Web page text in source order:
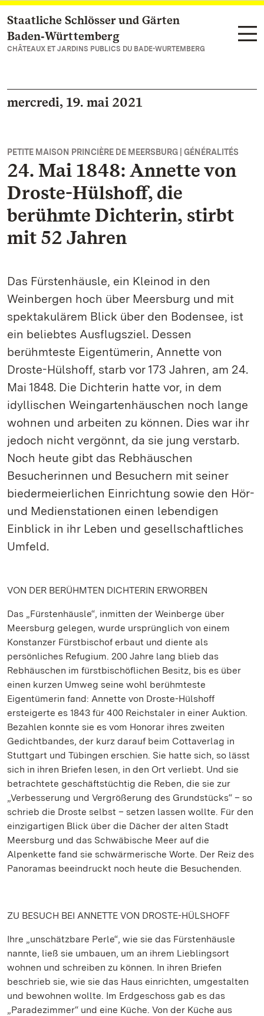
Vers la page d’accueil
Staatliche Schlösser und Gärten
Baden‑Württemberg
CHÂTEAUX ET JARDINS PUBLICS DU BADE-WURTEMBERG
mercredi, 19. mai 2021
PETITE MAISON PRINCIÈRE DE MEERSBURG | GÉNÉRALITÉS
24. Mai 1848: Annette von
Droste-Hülshoff, die
berühmte Dichterin, stirbt
mit 52 Jahren
Das Fürstenhäusle, ein Kleinod in den
Weinbergen hoch über Meersburg und mit
spektakulärem Blick über den Bodensee, ist
ein beliebtes Ausflugsziel. Dessen
berühmteste Eigentümerin, Annette von
Droste-Hülshoff, starb vor 173 Jahren, am 24.
Mai 1848. Die Dichterin hatte vor, in dem
idyllischen Weingartenhäuschen noch lange
wohnen und arbeiten zu können. Dies war ihr
jedoch nicht vergönnt, da sie jung verstarb.
Noch heute gibt das Rebhäuschen
Besucherinnen und Besuchern mit seiner
biedermeierlichen Einrichtung sowie den Hör-
und Medienstationen einen lebendigen
Einblick in ihr Leben und gesellschaftliches
Umfeld.
VON DER BERÜHMTEN DICHTERIN ERWORBEN
Das „Fürstenhäusle“, inmitten der Weinberge über
Meersburg gelegen, wurde ursprünglich von einem
Konstanzer Fürstbischof erbaut und diente als
persönliches Refugium. 200 Jahre lang blieb das
Rebhäuschen im fürstbischöflichen Besitz, bis es über
einen kurzen Umweg seine wohl berühmteste
Eigentümerin fand: Annette von Droste-Hülshoff
ersteigerte es 1843 für 400 Reichstaler in einer Auktion.
Bezahlen konnte sie es vom Honorar ihres zweiten
Gedichtbandes, der kurz darauf beim Cottaverlag in
Stuttgart und Tübingen erschien. Sie hatte sich, so lässt
sich in ihren Briefen lesen, in den Ort verliebt. Und sie
betrachtete geschäftstüchtig die Reben, die sie zur
„Verbesserung und Vergrößerung des Grundstücks“ – so
schrieb die Droste selbst – setzen lassen wollte. Für den
einzigartigen Blick über die Dächer der alten Stadt
Meersburg und das Schwäbische Meer auf die
Alpenkette fand sie schwärmerische Worte. Der Reiz des
Panoramas beeindruckt noch heute die Besuchenden.
ZU BESUCH BEI ANNETTE VON DROSTE-HÜLSHOFF
Ihre „unschätzbare Perle“, wie sie das Fürstenhäusle
nannte, ließ sie umbauen, um an ihrem Lieblingsort
wohnen und schreiben zu können. In ihren Briefen
beschrieb sie, wie sie das Haus einrichten, umgestalten
und bewohnen wollte. Im Erdgeschoss gab es das
„Paradezimmer“ und eine Küche. Von der Küche aus